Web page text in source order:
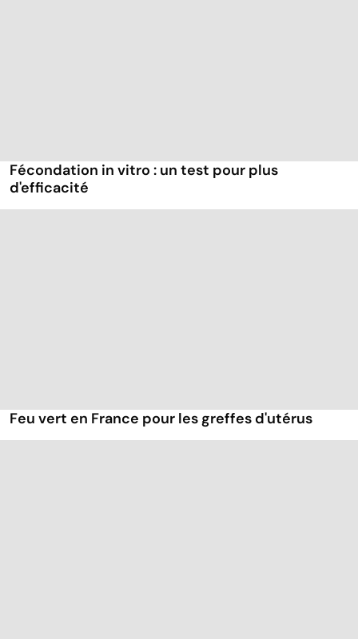
Fécondation in vitro : un test pour plus
d'efficacité
Feu vert en France pour les greffes d'utérus